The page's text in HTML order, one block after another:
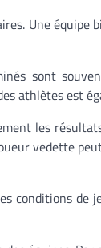
Une équipe
sont
athlètes est
les
vedette
conditions